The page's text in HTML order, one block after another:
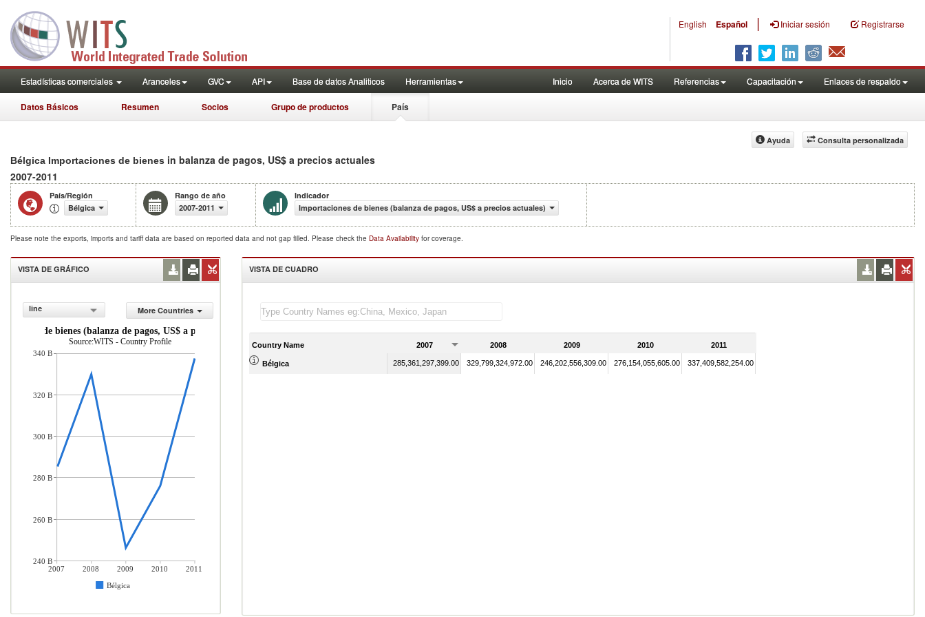
English Español | Iniciar sesión Registrarse
Estadísticas comerciales Aranceles GVC API Base de datos Analiticos Herramientas Inicio Acerca de WITS Referencias Capacitación Enlaces de respaldo
Datos Básicos Resumen Socios Grupo de productos País
Consulta personalizada
Ayuda
Bélgica Importaciones de bienes in balanza de pagos, US$ a precios actuales
2007-2011
País/Región
Bélgica
Rango de año
2007-2011
Indicador
Importaciones de bienes (balanza de pagos, US$ a precios actuales)
Please note the exports, imports and tariff data are based on reported data and not gap filled. Please check the Data Availability for coverage.
VISTA DE GRÁFICO
line
More Countries
de bienes (balanza de pagos, US$ a precios actuales)
Source:WITS - Country Profile
2007 2008 2009 2010
2011
Bélgica
340 B
320 B
300 B
280 B
260 B
240 B
VISTA DE CUADRO
Country Name 2007 2008 2009 2010 2011
Bélgica 285,361,297,399.00 329,799,324,972.00 246,202,556,309.00 276,154,055,605.00 337,409,582,254.00